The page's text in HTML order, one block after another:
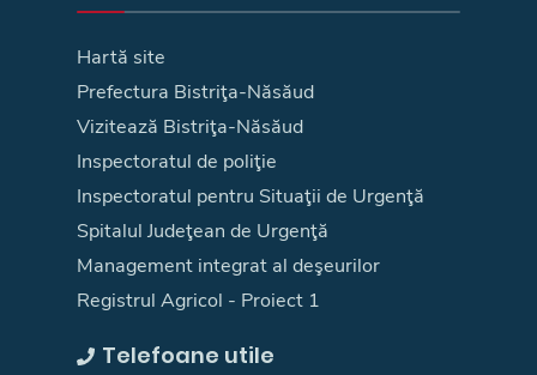
Hartă site
Prefectura Bistriţa-Năsăud
Vizitează Bistriţa-Năsăud
Inspectoratul de poliţie
Inspectoratul pentru Situaţii de Urgenţă
Spitalul Judeţean de Urgenţă
Management integrat al deşeurilor
Registrul Agricol - Proiect 1
Telefoane utile